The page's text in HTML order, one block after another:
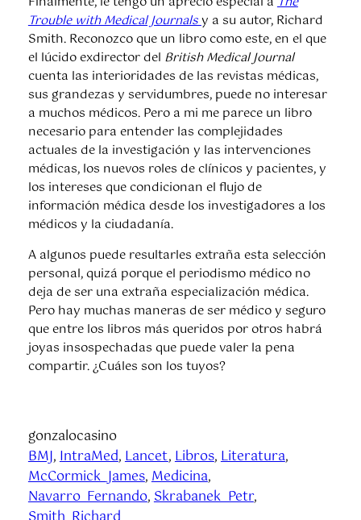
Trouble with Medical Journalsy a su autor, Richard
Smith. Reconozco que un libro como este, en el que
el lúcido exdirector del British Medical Journal
cuenta las interioridades de las revistas médicas,
sus grandezas y servidumbres, puede no interesar
a muchos médicos. Pero a mi me parece un libro
necesario para entender las complejidades
actuales de la investigación y las intervenciones
médicas, los nuevos roles de clínicos y pacientes, y
los intereses que condicionan el flujo de
información médica desde los investigadores a los
médicos y la ciudadanía.
A algunos puede resultarles extraña esta selección
personal, quizá porque el periodismo médico no
deja de ser una extraña especialización médica.
Pero hay muchas maneras de ser médico y seguro
que entre los libros más queridos por otros habrá
joyas insospechadas que puede valer la pena
compartir. ¿Cuáles son los tuyos?
gonzalocasino
BMJ, IntraMed, Lancet, Libros, Literatura
McCormick_James, Medicina
Navarro_Fernando, Skrabanek_Petr